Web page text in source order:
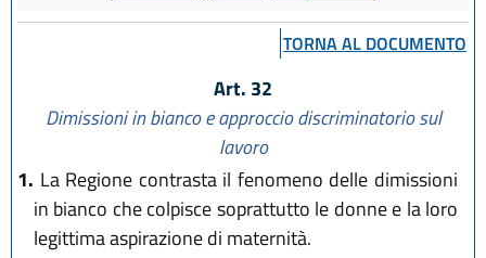
L.R. 1 agosto 2019, n. 15TORNA AL DOCUMENTO
Art. 32
Dimissioni in bianco e approccio discriminatorio sul
lavoro
1. La Regione contrasta il fenomeno delle dimissioni
in bianco che colpisce soprattutto le donne e la loro
legittima aspirazione di maternità.